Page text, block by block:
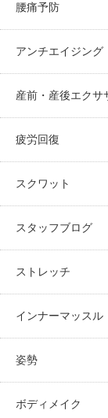
腰痛予防
アンチエイジング
産前・産後エクサ
疲労回復
スクワット
スタッフブログ
ストレッチ
インナーマッスル
姿勢
ボディメイク